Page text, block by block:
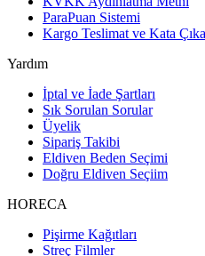
ParaPuan Sistemi
Kargo Teslimat ve Kata
Yardım
İptal ve İade Şartları
Sık Sorulan Sorular
Üyelik
Sipariş Takibi
Eldiven Beden Seçimi
Doğru Eldiven Seçiim
HORECA
Pişirme Kağıtları
Streç Filmler